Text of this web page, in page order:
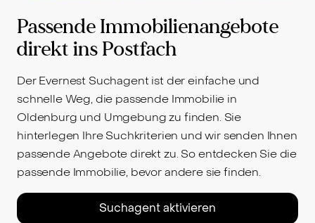
Passende Immobilienangebote
direkt ins Postfach
Der Evernest Suchagent ist der einfache und
schnelle Weg, die passende Immobilie in
Oldenburg und Umgebung zu finden. Sie
hinterlegen Ihre Suchkriterien und wir senden Ihnen
passende Angebote direkt zu. So entdecken Sie die
passende Immobilie, bevor andere sie finden.
Suchagent aktivieren